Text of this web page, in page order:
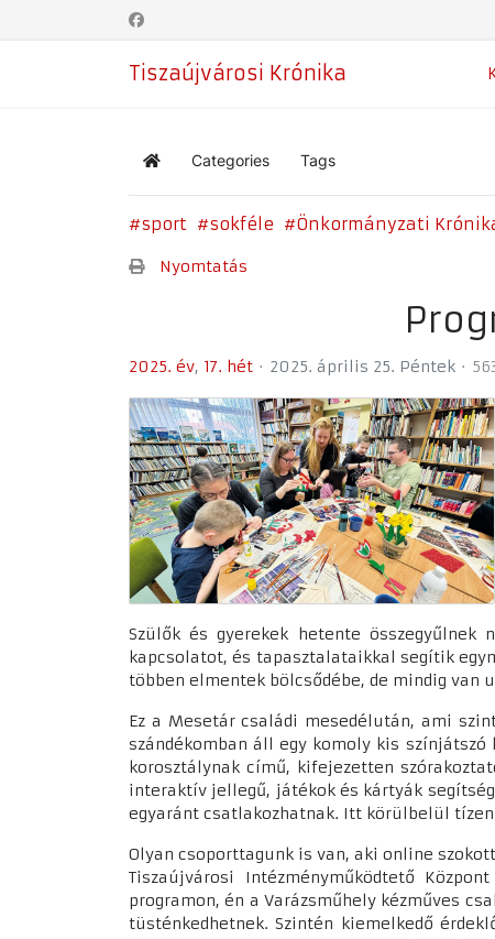
Tiszaújvárosi Krónika
Home Categories Tags
sport sokféle Önkormányzati
Nyomtatás
2025. év 17. hét 2025. április 25. Péntek
Szülők és gyerekek hetente
kapcsolatot, és tapasztalataikkal segítik
többen elmentek bölcsődébe, de mindig
Ez a Mesetár családi mesedélután, ami
szándékomban áll egy komoly kis
korosztálynak című, kifejezetten
interaktív jellegű, játékok és kártyák
egyaránt csatlakozhatnak. Itt körülbelül
Olyan csoporttagunk is van, aki online
Tiszaújvárosi Intézményműködtető
programon, én a Varázsműhely kézműves
tüsténkedhetnek. Szintén kiemelkedő